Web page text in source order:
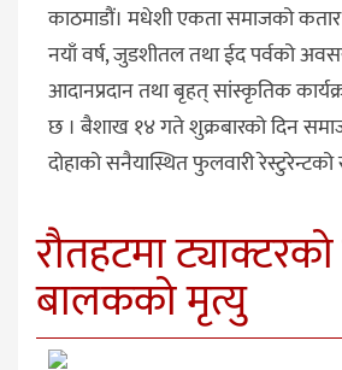
काठमाडौं। मधेशी एकता समाजको
नयाँ वर्ष, जुडशीतल तथा ईद पर्वको
आदानप्रदान तथा बृहत् सांस्कृतिक
छ । बैशाख १४ गते शुक्रबारको दिन
दोहाको सनैयास्थित फुलवारी
रौतहटमा
बालकको मृत्यु